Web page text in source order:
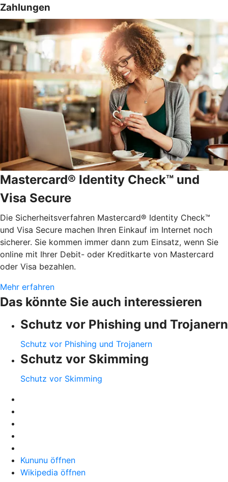
Zahlungen
Mastercard® Identity Check™ und
Visa Secure
Die Sicherheitsverfahren Mastercard® Identity Check™
und Visa Secure machen Ihren Einkauf im Internet noch
sicherer. Sie kommen immer dann zum Einsatz, wenn Sie
online mit Ihrer Debit- oder Kreditkarte von Mastercard
oder Visa bezahlen.
Mehr erfahren
Das könnte Sie auch interessieren
Schutz vor Phishing und Trojanern
Schutz vor Phishing und Trojanern
Schutz vor Skimming
Schutz vor Skimming
Kununu öffnen
Wikipedia öffnen